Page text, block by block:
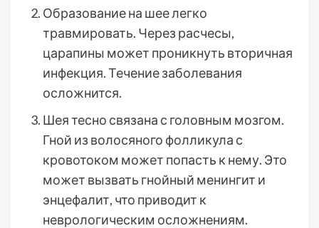
Образование на шее легко
травмировать. Через расчесы,
царапины может проникнуть вторичная
инфекция. Течение заболевания
осложнится.
Шея тесно связана с головным мозгом.
Гной из волосяного фолликула с
кровотоком может попасть к нему. Это
может вызвать гнойный менингит и
энцефалит, что приводит к
неврологическим осложнениям.